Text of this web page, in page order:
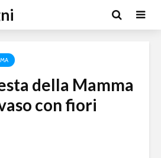
della Mamma
con fiori